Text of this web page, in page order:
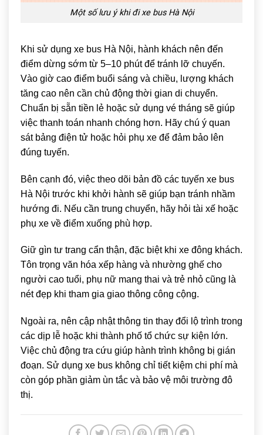
Một số lưu ý khi đi xe bus Hà Nội
Khi sử dụng xe bus Hà Nội, hành khách nên đến
điểm dừng sớm từ 5–10 phút để tránh lỡ chuyến.
Vào giờ cao điểm buổi sáng và chiều, lượng khách
tăng cao nên cần chủ động thời gian di chuyển.
Chuẩn bị sẵn tiền lẻ hoặc sử dụng vé tháng sẽ giúp
việc thanh toán nhanh chóng hơn. Hãy chú ý quan
sát bảng điện tử hoặc hỏi phụ xe để đảm bảo lên
đúng tuyến.
Bên cạnh đó, việc theo dõi bản đồ các tuyến xe bus
Hà Nội trước khi khởi hành sẽ giúp bạn tránh nhầm
hướng đi. Nếu cần trung chuyển, hãy hỏi tài xế hoặc
phụ xe về điểm xuống phù hợp.
Giữ gìn tư trang cẩn thận, đặc biệt khi xe đông khách.
Tôn trọng văn hóa xếp hàng và nhường ghế cho
người cao tuổi, phụ nữ mang thai và trẻ nhỏ cũng là
nét đẹp khi tham gia giao thông công cộng.
Ngoài ra, nên cập nhật thông tin thay đổi lộ trình trong
các dịp lễ hoặc khi thành phố tổ chức sự kiện lớn.
Việc chủ động tra cứu giúp hành trình không bị gián
đoạn. Sử dụng xe bus không chỉ tiết kiệm chi phí mà
còn góp phần giảm ùn tắc và bảo vệ môi trường đô
thị.